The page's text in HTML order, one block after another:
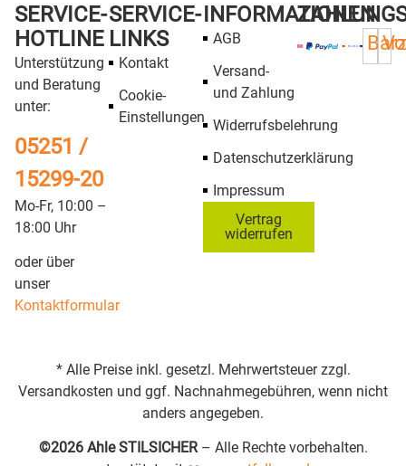
SERVICE-
HOTLINE
Unterstützung
und Beratung
unter:
05251 /
15299-20
Mo-Fr, 10:00 –
18:00 Uhr
oder über
unser
Kontaktformular
SERVICE-
LINKS
Kontakt
Cookie-
Einstellungen
INFORMATIONEN
AGB
Versand-
und Zahlung
Widerrufsbelehrung
Datenschutzerklärung
Impressum
Vertrag
widerrufen
* Alle Preise inkl. gesetzl. Mehrwertsteuer zzgl.
Versandkosten und ggf. Nachnahmegebühren, wenn nicht
anders angegeben.
©2026 Ahle STILSICHER– Alle Rechte vorbehalten.